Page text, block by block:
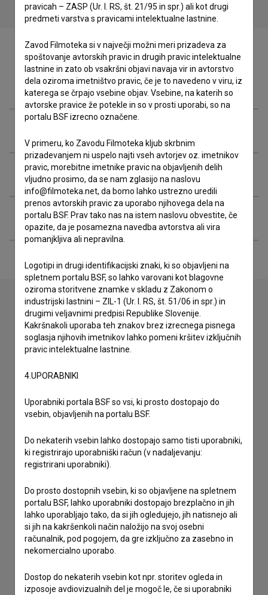
Filmografija (28)
Organizacije
Razširjeni podatki
Stik z uredništvom
Spoštovani, s pomočjo spodnjega obrazca lahko stopite v
stik z uredništvom Baze slovenskih filmov. Veseli bomo vaših
imam vprašanje
prijavljam napako
drugo
pravicah – ZASP (Ur. l. RS, št. 21/95 in spr.) ali kot drugi
predmeti varstva s pravicami intelektualne lastnine.
Zavod Filmoteka si v največji možni meri prizadeva za
spoštovanje avtorskih pravic in drugih pravic intelektualne
lastnine in zato ob vsakršni objavi navaja vir in avtorstvo
dela oziroma imetništvo pravic, če je to navedeno v viru, iz
katerega se črpajo vsebine objav. Vsebine, na katerih so
avtorske pravice že potekle in so v prosti uporabi, so na
portalu BSF izrecno označene.
V primeru, ko Zavodu Filmoteka kljub skrbnim
prizadevanjem ni uspelo najti vseh avtorjev oz. imetnikov
pravic, morebitne imetnike pravic na objavljenih delih
vljudno prosimo, da se nam zglasijo na naslovu
info@filmoteka.net, da bomo lahko ustrezno uredili
prenos avtorskih pravic za uporabo njihovega dela na
portalu BSF. Prav tako nas na istem naslovu obvestite, če
opazite, da je posamezna navedba avtorstva ali vira
pomanjkljiva ali nepravilna.
Logotipi in drugi identifikacijski znaki, ki so objavljeni na
spletnem portalu BSF, so lahko varovani kot blagovne
oziroma storitvene znamke v skladu z Zakonom o
industrijski lastnini – ZIL-1 (Ur. l. RS, št. 51/06 in spr.) in
drugimi veljavnimi predpisi Republike Slovenije.
Kakršnakoli uporaba teh znakov brez izrecnega pisnega
soglasja njihovih imetnikov lahko pomeni kršitev izključnih
pravic intelektualne lastnine.
4.UPORABNIKI
Uporabniki portala BSF so vsi, ki prosto dostopajo do
vsebin, objavljenih na portalu BSF.
Do nekaterih vsebin lahko dostopajo samo tisti uporabniki,
ki registrirajo uporabniški račun (v nadaljevanju:
registrirani uporabniki).
Do prosto dostopnih vsebin, ki so objavljene na spletnem
portalu BSF, lahko uporabniki dostopajo brezplačno in jih
lahko uporabljajo tako, da si jih ogledujejo, jih natisnejo ali
si jih na kakršenkoli način naložijo na svoj osebni
računalnik, pod pogojem, da gre izključno za zasebno in
nekomercialno uporabo.
Dostop do nekaterih vsebin kot npr. storitev ogleda in
izposoje avdiovizualnih del je mogoč le, če si uporabniki